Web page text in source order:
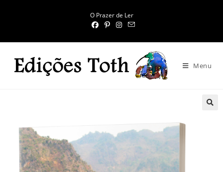
O Prazer de Ler
Menu